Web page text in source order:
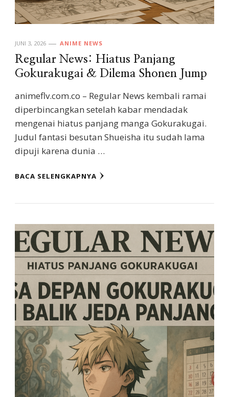
JUNI 3, 2026 ANIME NEWS
Regular News: Hiatus Panjang
Gokurakugai & Dilema Shonen Jump
animeflv.com.co – Regular News kembali ramai
diperbincangkan setelah kabar mendadak
mengenai hiatus panjang manga Gokurakugai.
Judul fantasi besutan Shueisha itu sudah lama
dipuji karena dunia …
BACA SELENGKAPNYA